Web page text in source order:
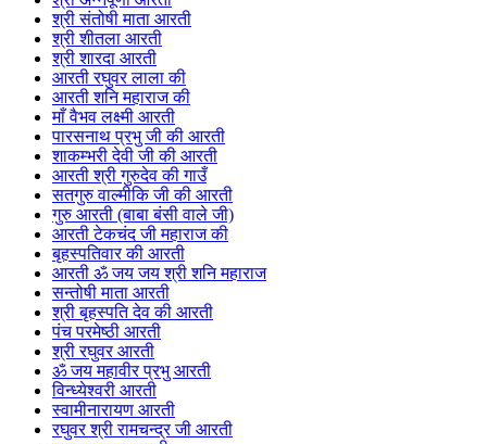
श्री संतोषी माता आरती
श्री शीतला आरती
श्री शारदा आरती
आरती रघुवर लाला की
आरती शनि महाराज की
माँ वैभव लक्ष्मी आरती
पारसनाथ प्रभु जी की आरती
शाकम्भरी देवी जी की आरती
आरती श्री गुरुदेव की गाउँ
सतगुरु वाल्मीकि जी की आरती
गुरु आरती (बाबा बंसी वाले जी)
आरती टेकचंद जी महाराज की
बृहस्पतिवार की आरती
आरती ॐ जय जय श्री शनि महाराज
सन्तोषी माता आरती
श्री बृहस्पति देव की आरती
पंच परमेष्ठी आरती
श्री रघुवर आरती
ॐ जय महावीर प्रभु आरती
विन्ध्येश्वरी आरती
स्वामीनारायण आरती
रघुवर श्री रामचन्द्र जी आरती